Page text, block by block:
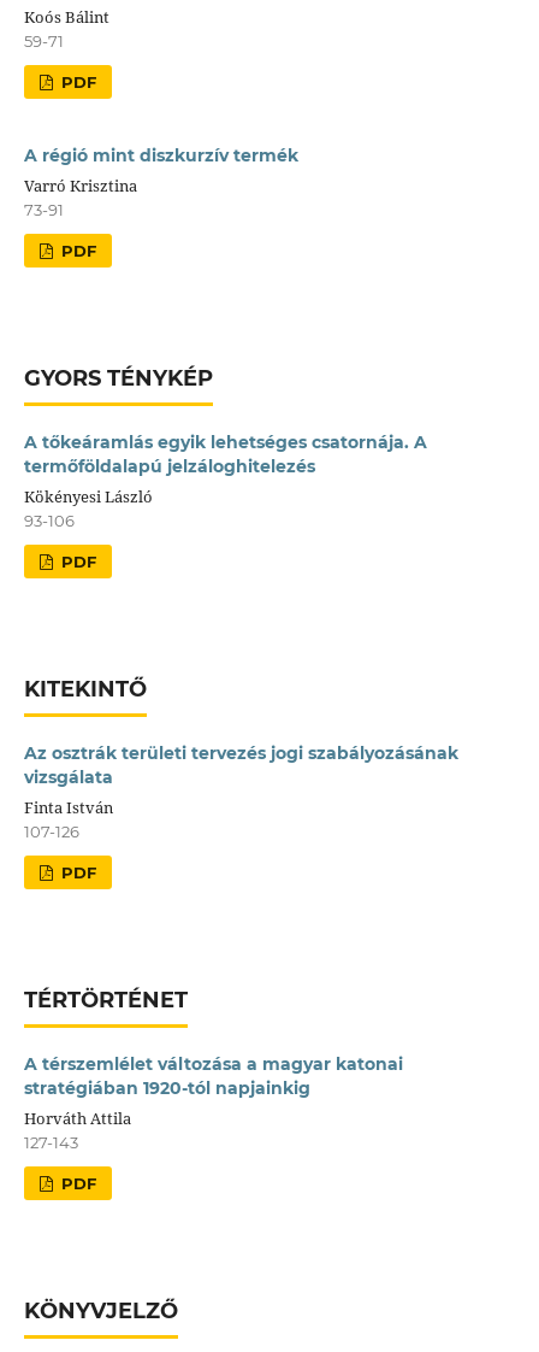
Koós Bálint
59-71
PDF
A régió mint diszkurzív termék
Varró Krisztina
73-91
PDF
GYORS TÉNYKÉP
A tőkeáramlás egyik lehetséges csatornája. A
termőföldalapú jelzáloghitelezés
Kökényesi László
93-106
PDF
KITEKINTŐ
Az osztrák területi tervezés jogi szabályozásának
vizsgálata
Finta István
107-126
PDF
TÉRTÖRTÉNET
A térszemlélet változása a magyar katonai
stratégiában 1920-tól napjainkig
Horváth Attila
127-143
PDF
KÖNYVJELZŐ